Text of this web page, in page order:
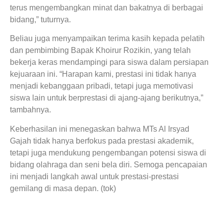
terus mengembangkan minat dan bakatnya di berbagai
bidang,” tuturnya.
Beliau juga menyampaikan terima kasih kepada pelatih
dan pembimbing Bapak Khoirur Rozikin, yang telah
bekerja keras mendampingi para siswa dalam persiapan
kejuaraan ini. “Harapan kami, prestasi ini tidak hanya
menjadi kebanggaan pribadi, tetapi juga memotivasi
siswa lain untuk berprestasi di ajang-ajang berikutnya,”
tambahnya.
Keberhasilan ini menegaskan bahwa MTs Al Irsyad
Gajah tidak hanya berfokus pada prestasi akademik,
tetapi juga mendukung pengembangan potensi siswa di
bidang olahraga dan seni bela diri. Semoga pencapaian
ini menjadi langkah awal untuk prestasi-prestasi
gemilang di masa depan. (tok)